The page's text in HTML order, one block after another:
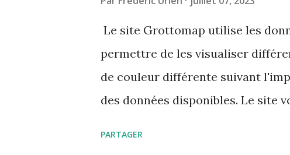
Le site Grottomap utilise les
permettre de les visualiser
de couleur différente suivant
des données disponibles. Le site
PARTAGER